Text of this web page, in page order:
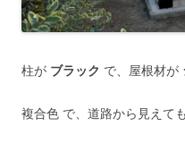
柱が ブラック で、屋根材が
複合色 で、道路から見えても